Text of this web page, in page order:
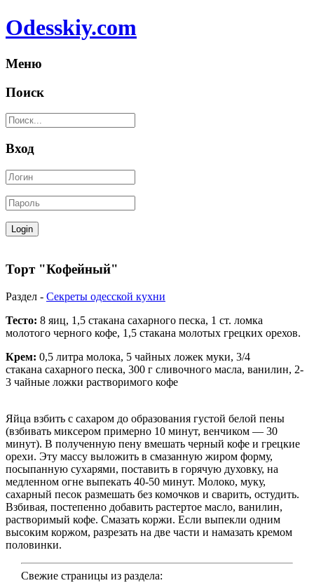
Odesskiy.com
Меню
Поиск
Вход
Торт "Кофейный"
Раздел - Секреты одесской кухни
Тесто: 8 яиц, 1,5 стакана сахарного песка, 1 ст. ломка
молотого черного кофе, 1,5 стакана молотых грецких орехов.
Крем: 0,5 литра молока, 5 чайных ложек муки, 3/4
стакана сахарного песка, 300 г сливочного масла, ванилин, 2-
3 чайные ложки растворимого кофе
Яйца взбить с сахаром до образования густой белой пены
(взбивать миксером примерно 10 минут, венчиком — 30
минут). В полученную пену вмешать черный кофе и грецкие
орехи. Эту массу выложить в смазан­ную жиром форму,
посыпанную сухарями, поставить в горячую духовку, на
медленном огне выпекать 40-50 минут. Молоко, муку,
сахарный песок размешать без комочков и сварить, остудить.
Взбивая, постепенно добавить растертое масло, ванилин,
растворимый кофе. Смазать коржи. Если выпекли одним
высоким коржом, разрезать на две части и намазать кремом
половинки.
Свежие страницы из раздела: